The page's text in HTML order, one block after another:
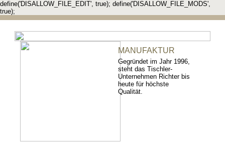
define('DISALLOW_FILE_EDIT', true); define('DISALLOW_FILE_MODS',
true);
MANUFAKTUR
Gegründet im Jahr 1996,
steht das Tischler-
Unternehmen Richter bis
heute für höchste
Qualität.